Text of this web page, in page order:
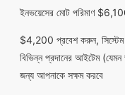
ইনভয়েসের মোট পরিমাণ
$4,200 প্রবেশ করুন, সিস্টেম
বিভিন্ন প্রদানের আইটেম (যেমন
জন্য আপনাকে সক্ষম করবে